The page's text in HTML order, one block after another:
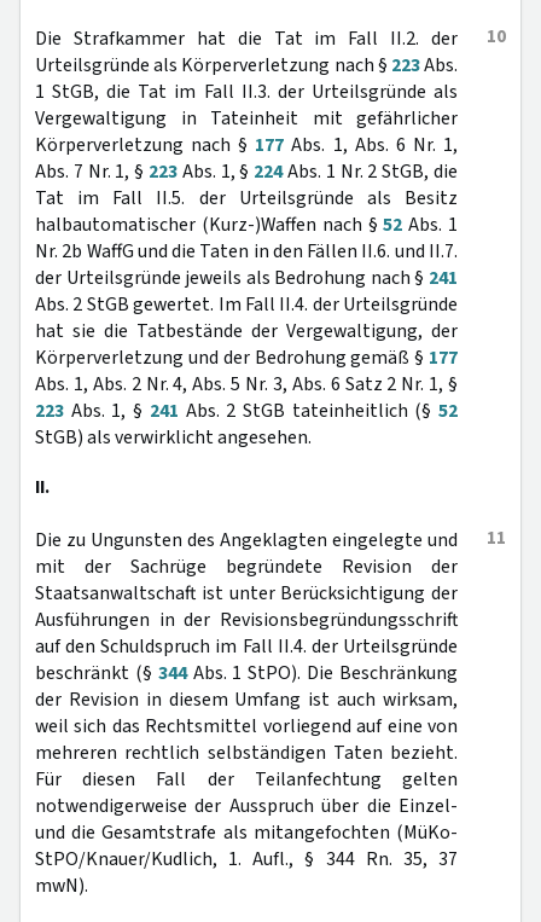
10
Die Strafkammer hat die Tat im Fall II.2. der
Urteilsgründe als Körperverletzung nach § 223Abs.
1 StGB, die Tat im Fall II.3. der Urteilsgründe als
Vergewaltigung in Tateinheit mit gefährlicher
Körperverletzung nach § 177 Abs. 1, Abs. 6 Nr. 1,
Abs. 7 Nr. 1, § 223Abs. 1, § 224Abs. 1 Nr. 2 StGB, die
Tat im Fall II.5. der Urteilsgründe als Besitz
halbautomatischer (Kurz-)Waffen nach §52 Abs. 1
Nr. 2b WaffG und die Taten in den Fällen II.6. und II.7.
der Urteilsgründe jeweils als Bedrohung nach § 241
Abs. 2 StGB gewertet. Im Fall II.4. der Urteilsgründe
hat sie die Tatbestände der Vergewaltigung, der
Körperverletzung und der Bedrohung gemäß § 177
Abs. 1, Abs. 2 Nr. 4, Abs. 5 Nr. 3, Abs. 6 Satz 2 Nr. 1, §
223 Abs. 1, § 241 Abs. 2 StGB tateinheitlich (§52
StGB) als verwirklicht angesehen.
II.
11
Die zu Ungunsten des Angeklagten eingelegte und
mit der Sachrüge begründete Revision der
Staatsanwaltschaft ist unter Berücksichtigung der
Ausführungen in der Revisionsbegründungsschrift
auf den Schuldspruch im Fall II.4. der Urteilsgründe
beschränkt (§ 344Abs. 1 StPO). Die Beschränkung
der Revision in diesem Umfang ist auch wirksam,
weil sich das Rechtsmittel vorliegend auf eine von
mehreren rechtlich selbständigen Taten bezieht.
Für diesen Fall der Teilanfechtung gelten
notwendigerweise der Ausspruch über die Einzel-
und die Gesamtstrafe als mitangefochten (MüKo-
StPO/Knauer/Kudlich, 1. Aufl., § 344 Rn. 35, 37
mwN).